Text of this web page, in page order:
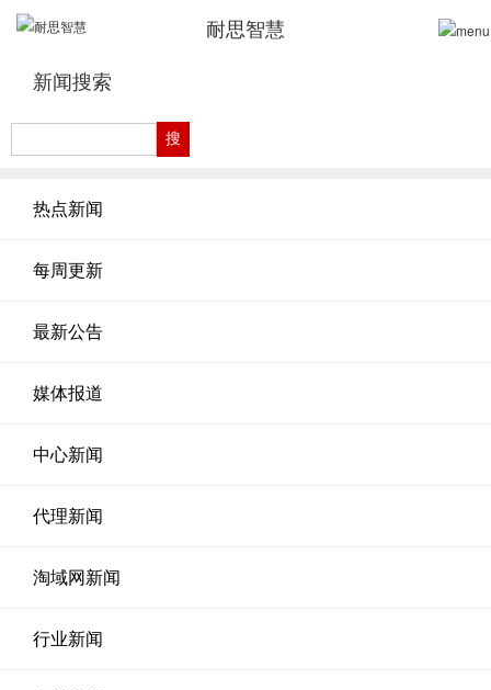
耐思智慧
新闻搜索
热点新闻
每周更新
最新公告
媒体报道
中心新闻
代理新闻
淘域网新闻
行业新闻